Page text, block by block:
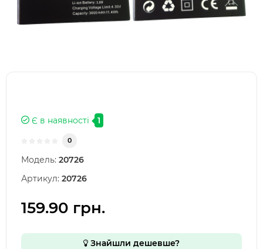
Є в наявності 1
0
Модель: 20726
Артикул: 20726
159.90 грн.
Знайшли дешевше?